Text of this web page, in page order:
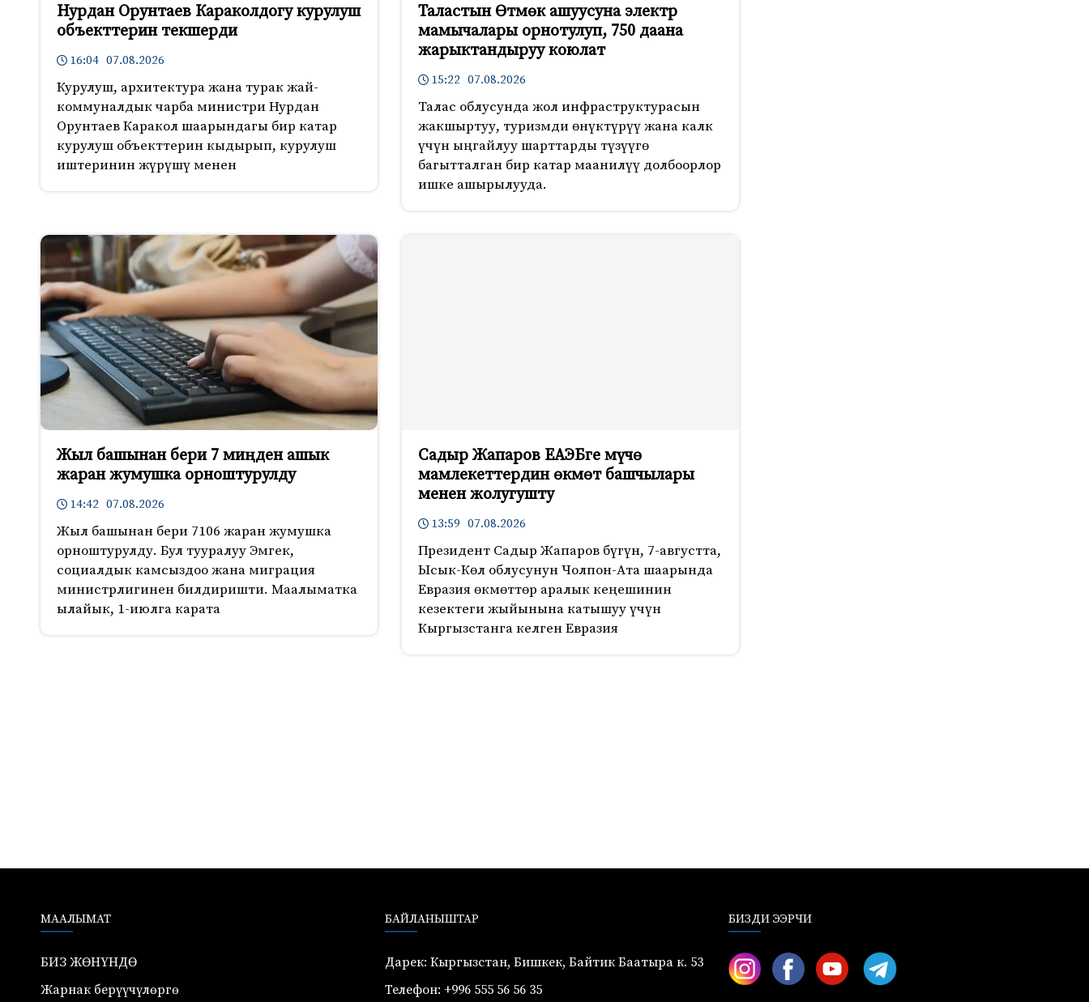
Нурдан Орунтаев Караколдогу курулуш
объекттерин текшерди
16:04 07.08.2026
Курулуш, архитектура жана турак жай-
коммуналдык чарба министри Нурдан
Орунтаев Каракол шаарындагы бир катар
курулуш объекттерин кыдырып, курулуш
иштеринин жүрүшү менен
Таластын Өтмөк ашуусуна электр
мамычалары орнотулуп, 750 даана
жарыктандыруу коюлат
15:22 07.08.2026
Талас облусунда жол инфраструктурасын
жакшыртуу, туризмди өнүктүрүү жана калк
үчүн ыңгайлуу шарттарды түзүүгө
багытталган бир катар маанилүү долбоорлор
ишке ашырылууда.
Жыл башынан бери 7 миңден ашык
жаран жумушка орноштурулду
14:42 07.08.2026
Жыл башынан бери 7106 жаран жумушка
орноштурулду. Бул тууралуу Эмгек,
социалдык камсыздоо жана миграция
министрлигинен билдиришти. Маалыматка
ылайык, 1-июлга карата
Садыр Жапаров ЕАЭБге мүчө
мамлекеттердин өкмөт башчылары
менен жолугушту
13:59 07.08.2026
Президент Садыр Жапаров бүгүн, 7-августта,
Ысык-Көл облусунун Чолпон-Ата шаарында
Евразия өкмөттөр аралык кеңешинин
кезектеги жыйынына катышуу үчүн
Кыргызстанга келген Евразия
МААЛЫМАТ
БИЗ ЖӨНҮНДӨ
Жарнак берүүчүлөргө
БАЙЛАНЫШТАР
Дарек: Кыргызстан, Бишкек, Байтик Баатыра к. 53
Телефон: +996 555 56 56 35
БИЗДИ ЭЭРЧИ